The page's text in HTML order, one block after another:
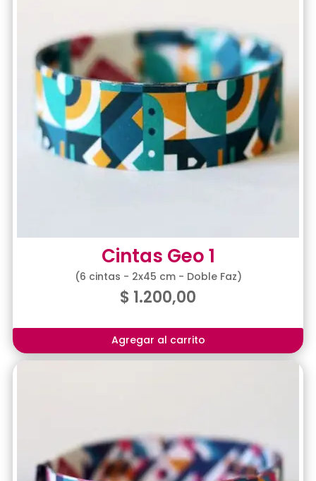
Cintas Geo 1
(6 cintas - 2x45 cm - Doble Faz)
$ 1.200,00
Agregar al carrito